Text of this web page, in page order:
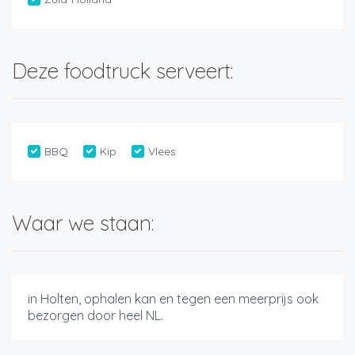
Deze foodtruck serveert:
BBQ Kip Vlees
Waar we staan:
in Holten, ophalen kan en tegen een meerprijs ook
bezorgen door heel NL.